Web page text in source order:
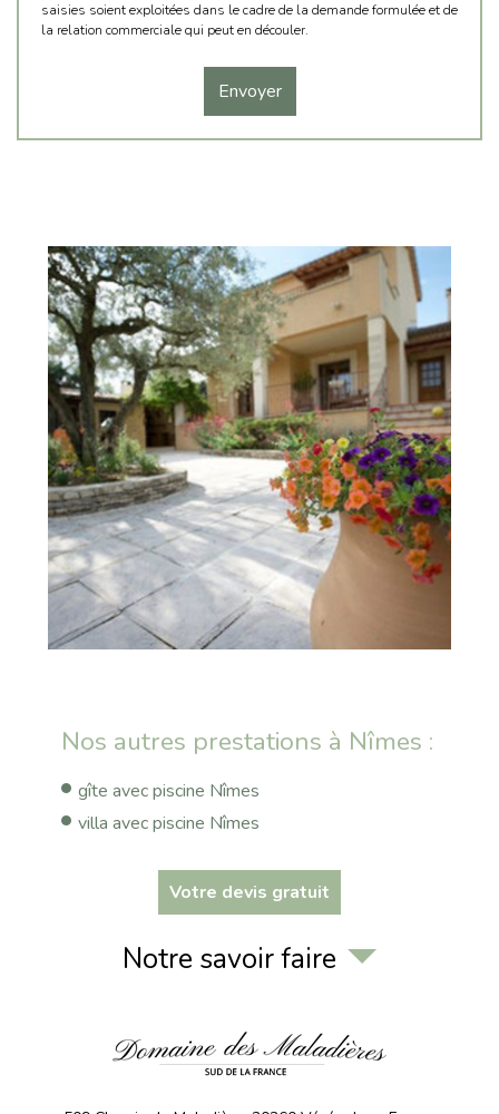
saisies soient exploitées dans le cadre de la demande formulée et de
la relation commerciale qui peut en découler.
Nos autres prestations à Nîmes :
gîte avec piscine Nîmes
villa avec piscine Nîmes
Votre devis gratuit
Notre savoir faire